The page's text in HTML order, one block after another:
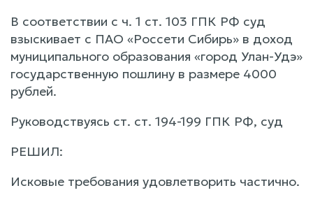
В соответствии с ч. 1 ст. 103 ГПК РФ суд
взыскивает с ПАО «Россети Сибирь» в доход
муниципального образования «город Улан-Удэ»
государственную пошлину в размере 4000
рублей.
Руководствуясь ст. ст. 194-199 ГПК РФ, суд
РЕШИЛ:
Исковые требования удовлетворить частично.